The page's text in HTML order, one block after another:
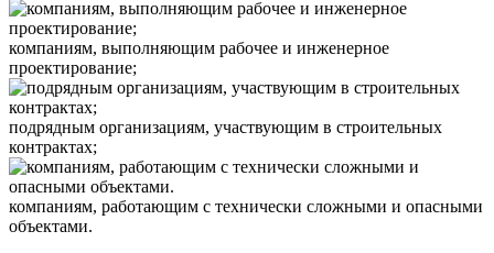
компаниям, выполняющим рабочее и инженерное
проектирование;
подрядным организациям, участвующим в строительных
контрактах;
компаниям, работающим с технически сложными и опасными
объектами.